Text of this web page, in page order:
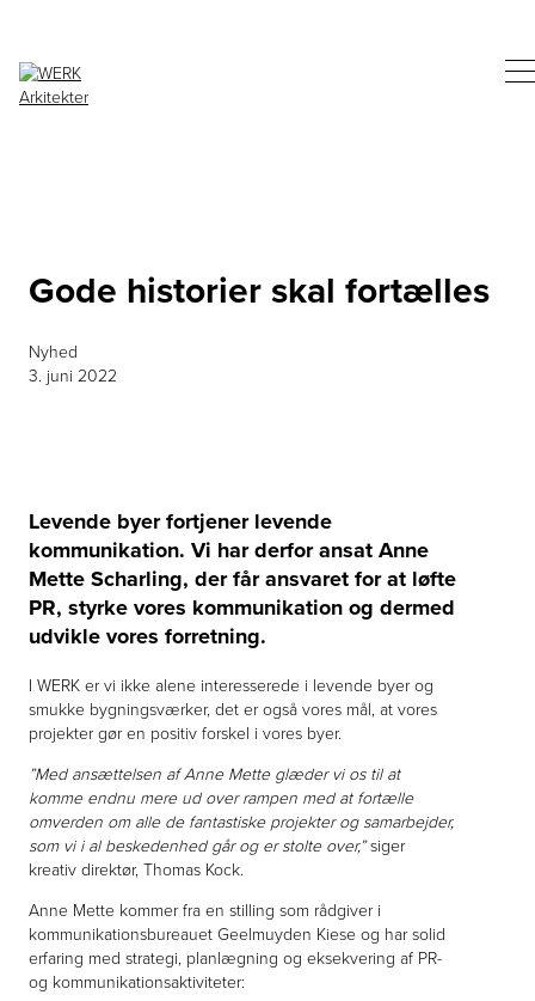
Gode historier skal fortælles
Nyhed
3. juni 2022
Levende byer fortjener levende
kommunikation. Vi har derfor ansat Anne
Mette Scharling, der får ansvaret for at løfte
PR, styrke vores kommunikation og dermed
udvikle vores forretning.
I WERK er vi ikke alene interesserede i levende byer og
smukke bygningsværker, det er også vores mål, at vores
projekter gør en positiv forskel i vores byer.
”Med ansættelsen af Anne Mette glæder vi os til at
komme endnu mere ud over rampen med at fortælle
omverden om alle de fantastiske projekter og samarbejder,
som vi i al beskedenhed går og er stolte over,”siger
kreativ direktør, Thomas Kock.
Anne Mette kommer fra en stilling som rådgiver i
kommunikationsbureauet Geelmuyden Kiese og har solid
erfaring med strategi, planlægning og eksekvering af PR-
og kommunikationsaktiviteter: